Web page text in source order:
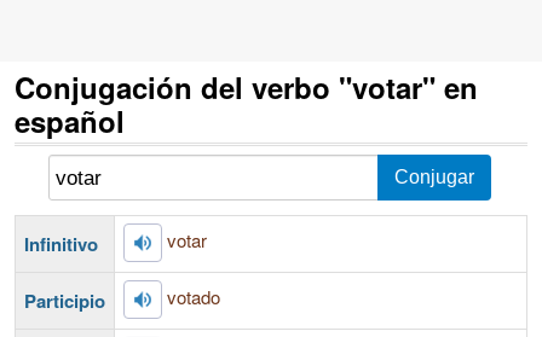
Conjugación del verbo "votar" en
español
Infinitivo votar
Participio votado